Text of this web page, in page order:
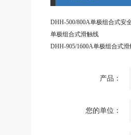
DHH-500/800A单极组合式安
单极组合式滑触线
产品：
您的单位：